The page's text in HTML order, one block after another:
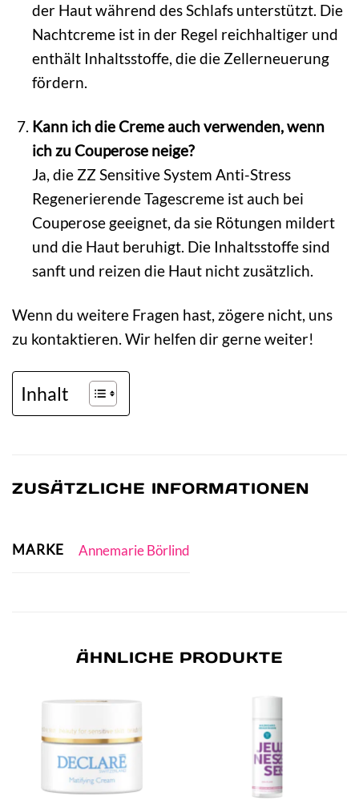
der Haut während des Schlafs unterstützt. Die
Nachtcreme ist in der Regel reichhaltiger und
enthält Inhaltsstoffe, die die Zellerneuerung
fördern.
Kann ich die Creme auch verwenden, wenn
ich zu Couperose neige?
Ja, die ZZ Sensitive System Anti-Stress
Regenerierende Tagescreme ist auch bei
Couperose geeignet, da sie Rötungen mildert
und die Haut beruhigt. Die Inhaltsstoffe sind
sanft und reizen die Haut nicht zusätzlich.
Wenn du weitere Fragen hast, zögere nicht, uns
zu kontaktieren. Wir helfen dir gerne weiter!
Inhalt
ZUSÄTZLICHE INFORMATIONEN
MARKE Annemarie Börlind
ÄHNLICHE PRODUKTE